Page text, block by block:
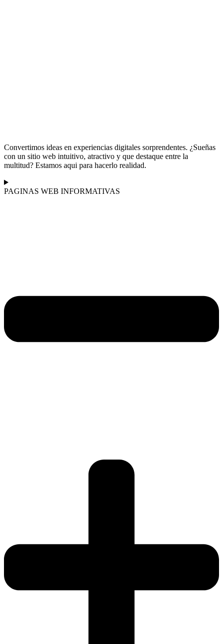
Convertimos ideas en experiencias digitales sorprendentes. ¿Sueñas
con un sitio web intuitivo, atractivo y que destaque entre la
multitud? Estamos aqui para hacerlo realidad.
PAGINAS WEB INFORMATIVAS